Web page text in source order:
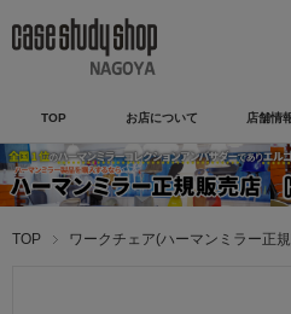
TOP お店について 店舗情
TOP ワークチェア(ハーマンミラー正